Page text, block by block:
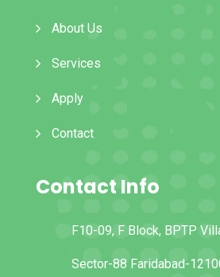
About Us
Services
Apply
Contact
Contact Info
F10-09, F Block, BPTP
Sector-88 Faridabad-